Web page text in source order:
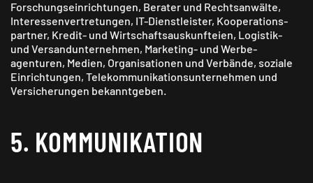
Forschungs­einrichtungen, Berater und Rechtsanwälte,
Interessen­vertretungen, IT-Dienstleister, Kooperations­
partner, Kredit- und Wirtschaft­sauskunfteien, Logistik-
und Versand­unternehmen, Marketing- und Werbe­
agenturen, Medien, Organisationen und Verbände, soziale
Einrichtungen, Telekommunikations­unternehmen und
Versicherungen bekanntgeben.
5. KOMMUNIKATION